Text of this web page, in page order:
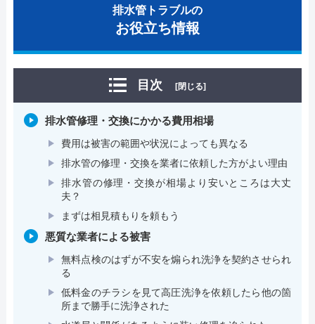
排水管トラブルの
お役立ち情報
目次 [閉じる]
排水管修理・交換にかかる費用相場
費用は被害の範囲や状況によっても異なる
排水管の修理・交換を業者に依頼した方がよい理由
排水管の修理・交換が相場より安いところは大丈
夫？
まずは相見積もりを頼もう
悪質な業者による被害
無料点検のはずが不安を煽られ洗浄を契約させられ
る
低料金のチラシを見て高圧洗浄を依頼したら他の箇
所まで勝手に洗浄された